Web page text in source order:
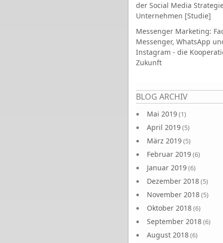
der Social Media
Unternehmen [Studie]
Messenger Marketing:
Messenger, WhatsApp
Instagram - die
Zukunft
BLOG ARCHIV
Mai 2019(1)
April 2019(5)
März 2019(5)
Februar 2019(6)
Januar 2019(6)
Dezember 2018(5)
November 2018(5)
Oktober 2018(6)
September 2018(6)
August 2018(6)
Seiten